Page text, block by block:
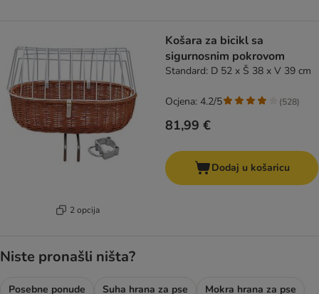
2 opcija
Košara za bicikl sa
sigurnosnim pokrovom
Standard: D 52 x Š 38 x V 39 cm
81,99 €
Ocjena: 4.2/5 (528)
Dodaj u košaricu
Niste pronašli ništa?
Posebne ponude Suha hrana za pse
Mokra hrana za pse